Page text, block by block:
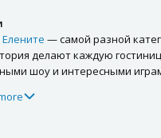
— самой разной
делают каждую
шоу и интересными